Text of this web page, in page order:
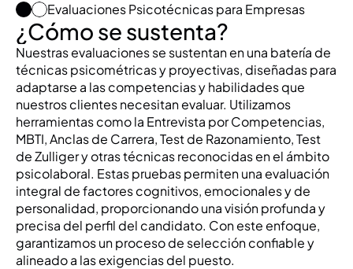
Evaluaciones Psicotécnicas para Empresas
¿Cómo se sustenta?
Nuestras evaluaciones se sustentan en una batería de
técnicas psicométricas y proyectivas, diseñadas para
adaptarse a las competencias y habilidades que
nuestros clientes necesitan evaluar. Utilizamos
herramientas como la Entrevista por Competencias,
MBTI, Anclas de Carrera, Test de Razonamiento, Test
de Zulliger y otras técnicas reconocidas en el ámbito
psicolaboral. Estas pruebas permiten una evaluación
integral de factores cognitivos, emocionales y de
personalidad, proporcionando una visión profunda y
precisa del perfil del candidato. Con este enfoque,
garantizamos un proceso de selección confiable y
alineado a las exigencias del puesto.